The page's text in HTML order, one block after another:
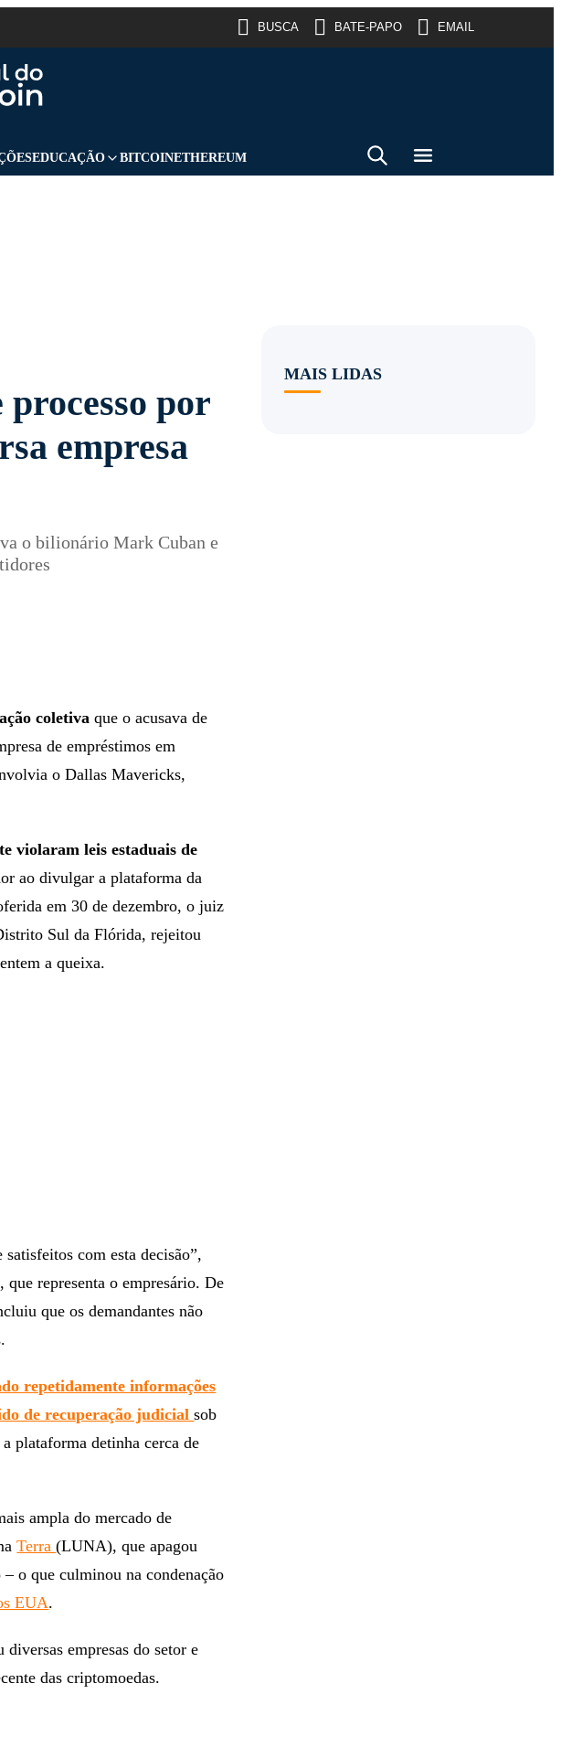
BUSCA BATE-PAPO EMAIL
EDUCAÇÃO BITCOINETHEREUM
por
empresa
o bilionário Mark Cuban e
coletiva que o acusava de
de empréstimos em
o Dallas Mavericks,
violaram leis estaduais de
ao divulgar a plataforma da
em 30 de dezembro, o juiz
Sul da Flórida, rejeitou
a queixa.
com esta decisão”,
representa o empresário. De
que os demandantes não
repetidamente informações
de recuperação judicialsob
plataforma detinha cerca de
ampla do mercado de
Terra(LUNA), que apagou
o que culminou na condenação
EUA.
empresas do setor e
das criptomoedas.
MAIS LIDAS